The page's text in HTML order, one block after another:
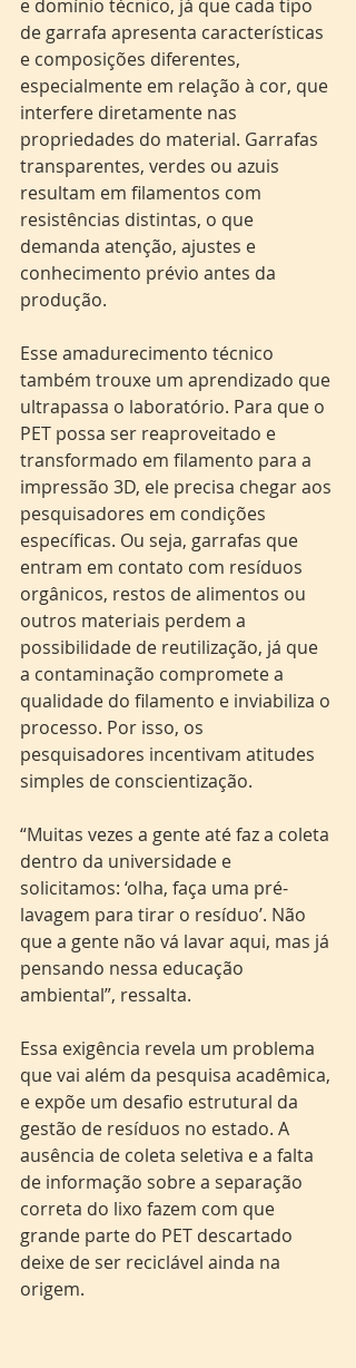
e domínio técnico, já que cada tipo
de garrafa apresenta características
e composições diferentes,
especialmente em relação à cor, que
interfere diretamente nas
propriedades do material. Garrafas
transparentes, verdes ou azuis
resultam em filamentos com
resistências distintas, o que
demanda atenção, ajustes e
conhecimento prévio antes da
produção.
Esse amadurecimento técnico
também trouxe um aprendizado que
ultrapassa o laboratório. Para que o
PET possa ser reaproveitado e
transformado em filamento para a
impressão 3D, ele precisa chegar aos
pesquisadores em condições
específicas. Ou seja, garrafas que
entram em contato com resíduos
orgânicos, restos de alimentos ou
outros materiais perdem a
possibilidade de reutilização, já que
a contaminação compromete a
qualidade do filamento e inviabiliza o
processo. Por isso, os
pesquisadores incentivam atitudes
simples de conscientização.
“Muitas vezes a gente até faz a coleta
dentro da universidade e
solicitamos: ‘olha, faça uma pré-
lavagem para tirar o resíduo’. Não
que a gente não vá lavar aqui, mas já
pensando nessa educação
ambiental”, ressalta.
Essa exigência revela um problema
que vai além da pesquisa acadêmica,
e expõe um desafio estrutural da
gestão de resíduos no estado. A
ausência de coleta seletiva e a falta
de informação sobre a separação
correta do lixo fazem com que
grande parte do PET descartado
deixe de ser reciclável ainda na
origem.